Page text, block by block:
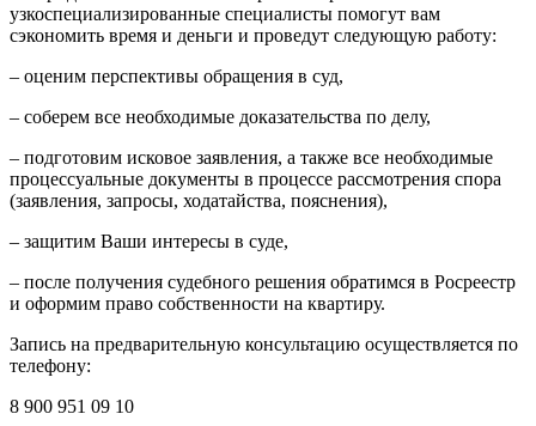
узкоспециализированные специалисты помогут вам
сэкономить время и деньги и проведут следующую работу:
– оценим перспективы обращения в суд,
– соберем все необходимые доказательства по делу,
– подготовим исковое заявления, а также все необходимые
процессуальные документы в процессе рассмотрения спора
(заявления, запросы, ходатайства, пояснения),
– защитим Ваши интересы в суде,
– после получения судебного решения обратимся в Росреестр
и оформим право собственности на квартиру.
Запись на предварительную консультацию осуществляется по
телефону:
8 900 951 09 10